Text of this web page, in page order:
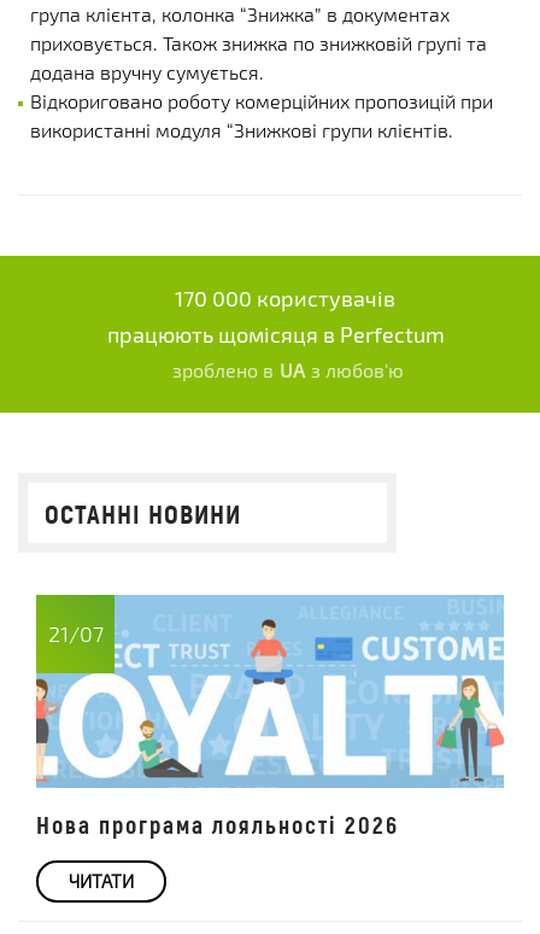
група клієнта, колонка “Знижка” в документах
приховується. Також знижка по знижковій групі та
додана вручну сумується.
Відкориговано роботу комерційних пропозицій при
використанні модуля “Знижкові групи клієнтів.
170 000 користувачів
працюють щомісяця в Perfectum
зроблено в UA з любов'ю
ОСТАННІ НОВИНИ
21/07
Нова програма лояльності 2026
ЧИТАТИ